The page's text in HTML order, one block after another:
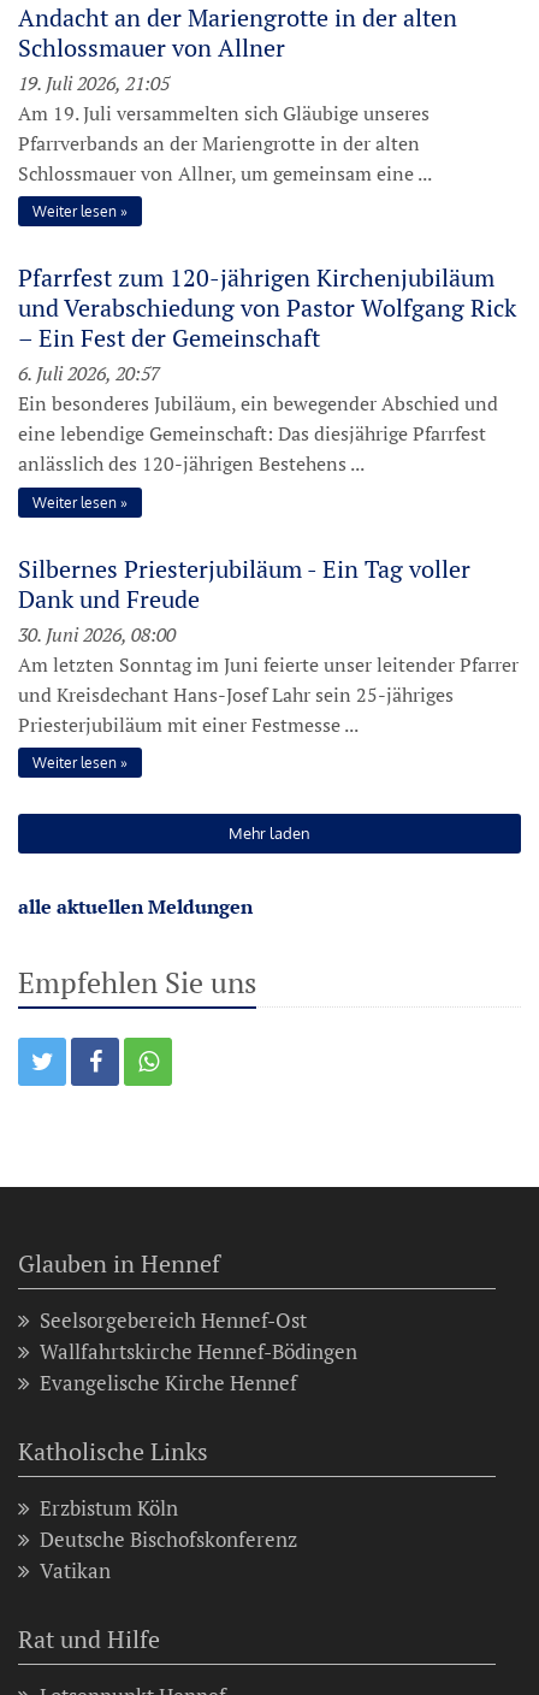
Andacht an der Mariengrotte in der alten
Schlossmauer von Allner
19. Juli 2026, 21:05
Am 19. Juli versammelten sich Gläubige unseres
Pfarrverbands an der Mariengrotte in der alten
Schlossmauer von Allner, um gemeinsam eine ...
Weiter lesen
Pfarrfest zum 120-jährigen Kirchenjubiläum
und Verabschiedung von Pastor Wolfgang Rick
– Ein Fest der Gemeinschaft
6. Juli 2026, 20:57
Ein besonderes Jubiläum, ein bewegender Abschied und
eine lebendige Gemeinschaft: Das diesjährige Pfarrfest
anlässlich des 120-jährigen Bestehens ...
Weiter lesen
Silbernes Priesterjubiläum - Ein Tag voller
Dank und Freude
30. Juni 2026, 08:00
Am letzten Sonntag im Juni feierte unser leitender Pfarrer
und Kreisdechant Hans-Josef Lahr sein 25-jähriges
Priesterjubiläum mit einer Festmesse ...
Weiter lesen
Mehr laden
alle aktuellen Meldungen
Empfehlen Sie uns
Glauben in Hennef
Seelsorgebereich Hennef-Ost
Wallfahrtskirche Hennef-Bödingen
Evangelische Kirche Hennef
Katholische Links
Erzbistum Köln
Deutsche Bischofskonferenz
Vatikan
Rat und Hilfe